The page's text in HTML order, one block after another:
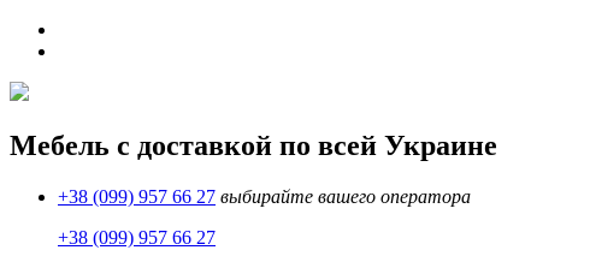
Мебель с доставкой по всей Украине
+38 (099) 957 66 27 выбирайте вашего оператора
+38 (099) 957 66 27